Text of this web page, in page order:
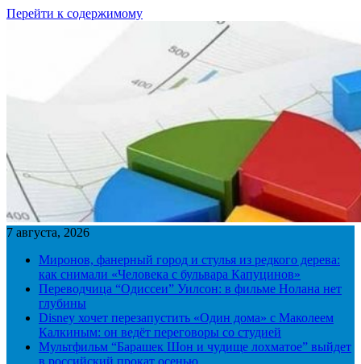
Перейти к содержимому
7 августа, 2026
Миронов, фанерный город и стулья из редкого дерева:
как снимали «Человека с бульвара Капуцинов»
Переводчица “Одиссеи” Уилсон: в фильме Нолана нет
глубины
Disney хочет перезапустить «Один дома» с Маколеем
Калкиным: он ведёт переговоры со студией
Мультфильм “Барашек Шон и чудище лохматое” выйдет
в российский прокат осенью